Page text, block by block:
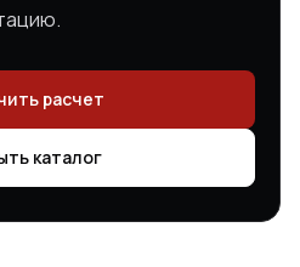
расчет
каталог